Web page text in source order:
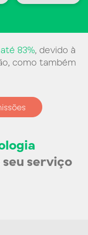
83%, devido à
como também
seu serviço